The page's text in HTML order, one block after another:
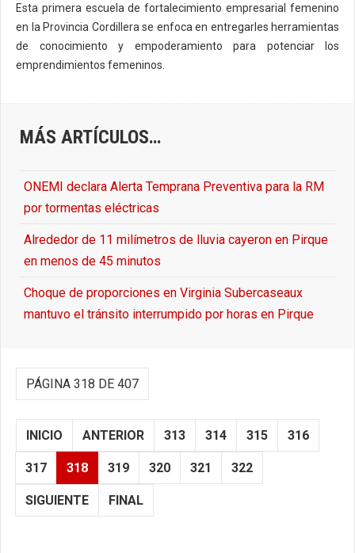
Esta primera escuela de fortalecimiento empresarial femenino
en la Provincia Cordillera se enfoca en entregarles herramientas
de conocimiento y empoderamiento para potenciar los
emprendimientos femeninos.
MÁS ARTÍCULOS…
ONEMI declara Alerta Temprana Preventiva para la RM
por tormentas eléctricas
Alrededor de 11 milímetros de lluvia cayeron en Pirque
en menos de 45 minutos
Choque de proporciones en Virginia Subercaseaux
mantuvo el tránsito interrumpido por horas en Pirque
PÁGINA 318 DE 407
INICIO ANTERIOR 313 314 315 316
317 318 319 320 321 322
SIGUIENTE FINAL